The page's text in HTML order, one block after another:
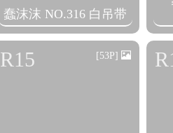
蠢沫沫 NO.316 白吊带
R15 [53P]